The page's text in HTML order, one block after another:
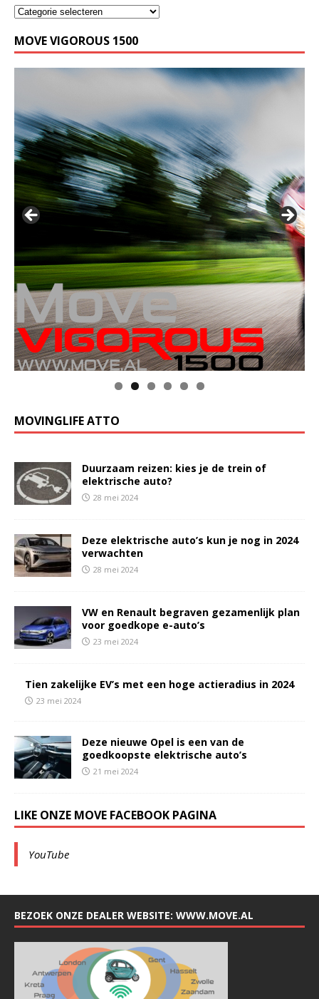
MOVE VIGOROUS 1500
MOVINGLIFE ATTO
Duurzaam reizen: kies je de trein of
elektrische auto?
28 mei 2024
Deze elektrische auto’s kun je nog in 2024
verwachten
28 mei 2024
VW en Renault begraven gezamenlijk plan
voor goedkope e-auto’s
23 mei 2024
Tien zakelijke EV’s met een hoge actieradius in 2024
23 mei 2024
Deze nieuwe Opel is een van de
goedkoopste elektrische auto’s
21 mei 2024
LIKE ONZE MOVE FACEBOOK PAGINA
YouTube
BEZOEK ONZE DEALER WEBSITE: WWW.MOVE.AL